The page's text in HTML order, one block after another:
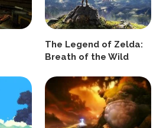
The Legend of Zelda:
Breath of the Wild